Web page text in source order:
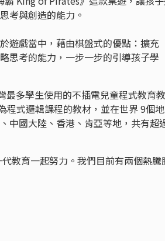
考與創造的能力。
遊戲當中，藉由棋盤式的優點：擴充
思考的能力，一步一步的引導孩子學
多學生使用的不插電兒童程式教育教
程式邏輯課程的教材，並在世界 9個
中國大陸、香港、肯亞等地，共有超
教育一起努力。我們目前有兩個熱騰